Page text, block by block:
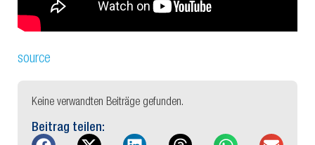
source
Keine verwandten Beiträge gefunden.
Beitrag teilen: